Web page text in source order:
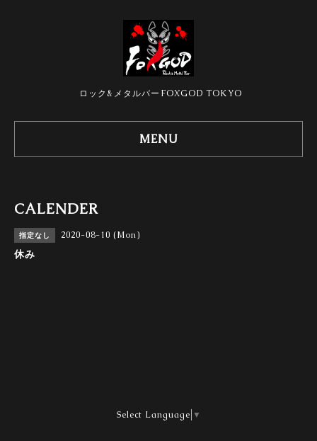
ロック&メタルバーFOXGOD TOKYO
MENU
CALENDER
指定なし 2020-08-10 (Mon)
休み
Select Language ▼